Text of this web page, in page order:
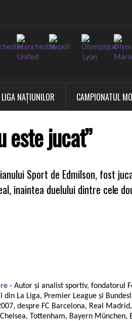
LIGA NAȚIUNILOR CAMPIONATUL
este jucat”
Sport de Edmilson, fost
inaintea duelului dintre cele
- Autor și analist sportiv, fondatorul
La Liga, Premier League și
despre FC Barcelona, Real
Tottenham, Bayern München,